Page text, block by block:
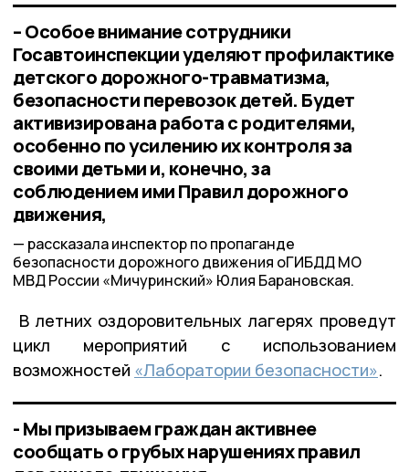
– Особое внимание сотрудники
Госавтоинспекции уделяют профилактике
детского дорожного-травматизма,
безопасности перевозок детей. Будет
активизирована работа с родителями,
особенно по усилению их контроля за
своими детьми и, конечно, за
соблюдением ими Правил дорожного
движения,
рассказала инспектор по пропаганде
безопасности дорожного движения оГИБДД МО
МВД России «Мичуринский» Юлия Барановская.
В летних оздоровительных лагерях проведут
цикл мероприятий с использованием
возможностей «Лаборатории безопасности».
- Мы призываем граждан активнее
сообщать о грубых нарушениях правил